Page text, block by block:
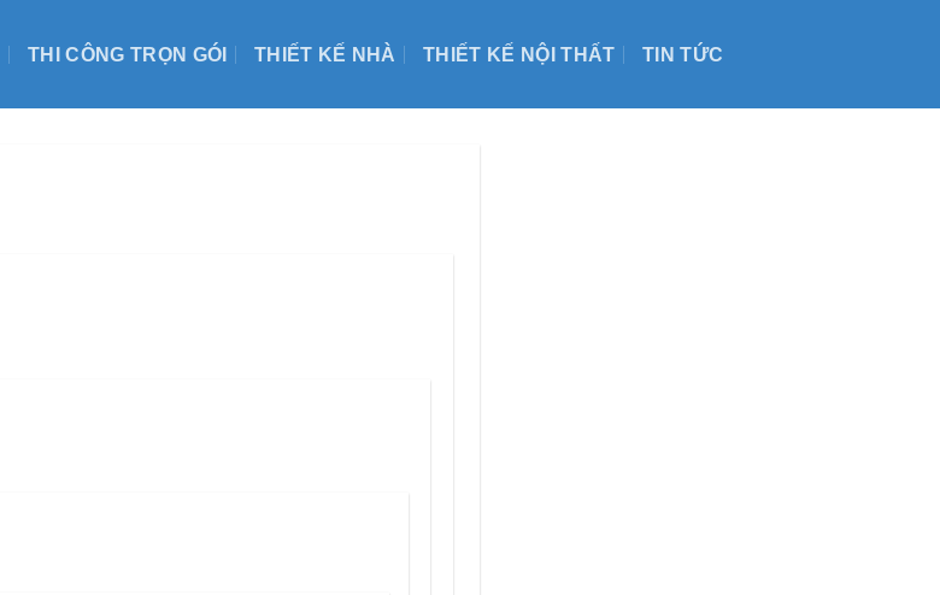
THI CÔNG TRỌN GÓI THIẾT KẾ NHÀ THIẾT KẾ NỘI THẤT TIN TỨC